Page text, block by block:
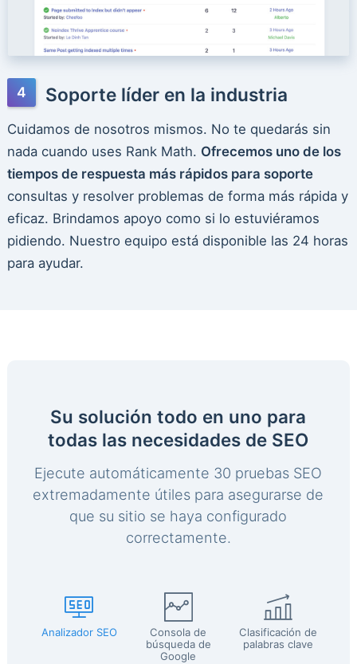
Soporte líder en la industria
Cuidamos de nosotros mismos. No te quedarás sin
nada cuando uses Rank Math. Ofrecemos uno de los
tiempos de respuesta más rápidos para soporte
consultas y resolver problemas de forma más rápida y
eficaz. Brindamos apoyo como si lo estuviéramos
pidiendo. Nuestro equipo está disponible las 24 horas
para ayudar.
Su solución todo en uno para
todas las necesidades de SEO
Ejecute automáticamente 30 pruebas SEO
extremadamente útiles para asegurarse de
que su sitio se haya configurado
correctamente.
Analizador SEO
Consola de
búsqueda de
Google
Clasificación de
palabras clave